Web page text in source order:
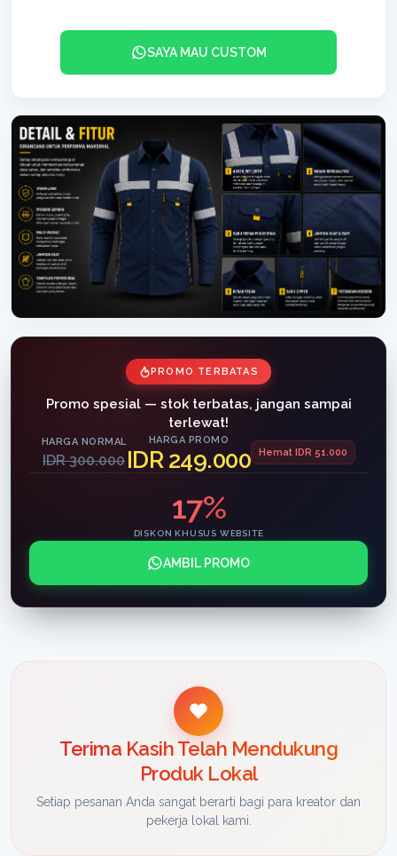
SAYA MAU CUSTOM
PROMO TERBATAS
Promo spesial — stok terbatas, jangan sampai
terlewat!
HARGA NORMAL
IDR 300.000
HARGA PROMO
IDR 249.000 Hemat IDR 51.000
17%
DISKON KHUSUS WEBSITE
AMBIL PROMO
Terima Kasih Telah Mendukung
Produk Lokal
Setiap pesanan Anda sangat berarti bagi para kreator dan
pekerja lokal kami.